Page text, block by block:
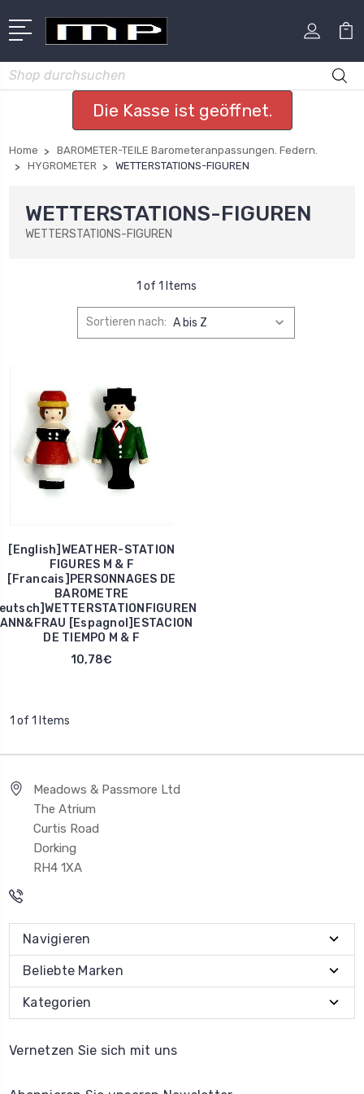
Suchen
Die Kasse ist geöffnet.
Home
BAROMETER-TEILE Barometeranpassungen. Federn.
HYGROMETER
WETTERSTATIONS-FIGUREN
WETTERSTATIONS-FIGUREN
WETTERSTATIONS-FIGUREN
1 of 1 Items
Sortieren nach:
[English]WEATHER-STATION
FIGURES M & F
[Francais]PERSONNAGES DE
BAROMETRE
[Espagnol]ESTACION
DE TIEMPO M & F
10,78€
1 of 1 Items
Meadows & Passmore Ltd
The Atrium
Curtis Road
Dorking
RH4 1XA
Navigieren
Beliebte Marken
Kategorien
Vernetzen Sie sich mit uns